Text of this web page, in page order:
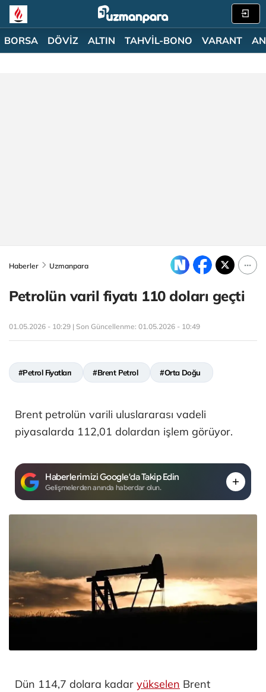
BORSA DÖVİZ ALTIN TAHVİL-BONO VARANT
Haberler Uzmanpara
Petrolün varil fiyatı 110 doları geçti
01.05.2026 - 10:29 | Son Güncellenme: 01.05.2026 - 10:49
#Petrol Fiyatları #Brent Petrol #Orta Doğu
Brent petrolün varili uluslararası vadeli
piyasalarda 112,01 dolardan işlem görüyor.
Haberlerimizi Google'da Takip Edin
Gelişmelerden anında haberdar olun.
Dün 114,7 dolara kadar yükselen Brent